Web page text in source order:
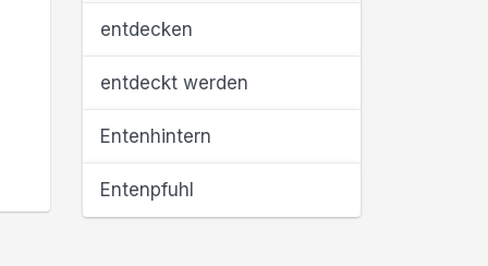
entdecken
entdeckt werden
Entenhintern
Entenpfuhl